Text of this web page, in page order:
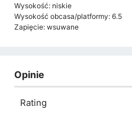
Wysokość: niskie
Wysokość obcasa/platformy: 6.5
Zapięcie: wsuwane
Opinie
Rating